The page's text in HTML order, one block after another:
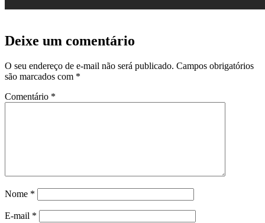
Deixe um comentário
O seu endereço de e-mail não será publicado. Campos obrigatórios
são marcados com *
Comentário *
Nome *
E-mail *